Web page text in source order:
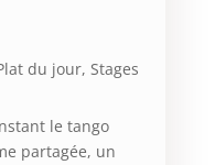
du jour, Stages
le tango
partagée, un